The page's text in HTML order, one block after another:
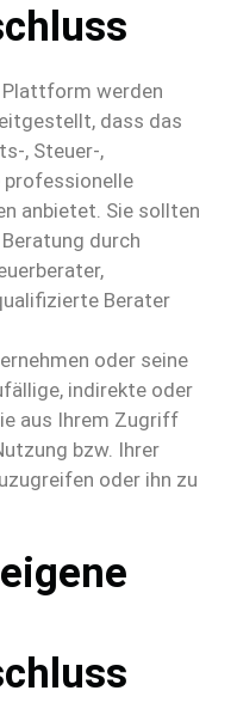
werden
dass das
, Steuer-,
anbietet. Sie sollten
durch
Berater
oder seine
indirekte oder
aus Ihrem Zugriff
bzw. Ihrer
oder ihn zu